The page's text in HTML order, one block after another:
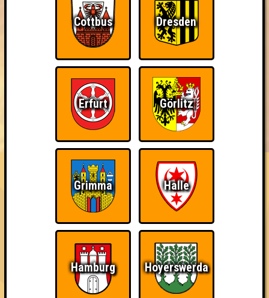
HIGHSCORE RESERVIERUNG
FAQ ÜBER UNS
Belege den 1. Platz
~ Noch nicht erreicht ~
Cottbus Dresden
Erfurt Görlitz
Grimma Halle
Hamburg Hoyerswerda